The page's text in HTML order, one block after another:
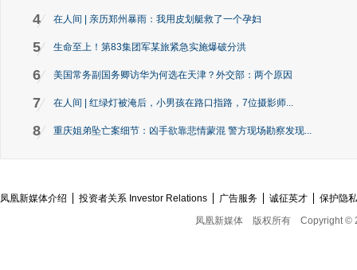
4 在人间 | 亲历郑州暴雨：我用皮划艇救了一个孕妇
5 生命至上！第83集团军某旅紧急实施爆破分洪
6 美国常务副国务卿访华为何选在天津？外交部：两个原因
7 在人间 | 红绿灯被淹后，小男孩在路口指路，7位摄影师...
8 重庆姐弟坠亡案细节：凶手欲靠悲情蒙混 警方现场勘察发现...
凤凰新媒体介绍 投资者关系 Investor Relations 广告服务 诚征英才
保护隐
凤凰新媒体
版权所有 Copyright ©